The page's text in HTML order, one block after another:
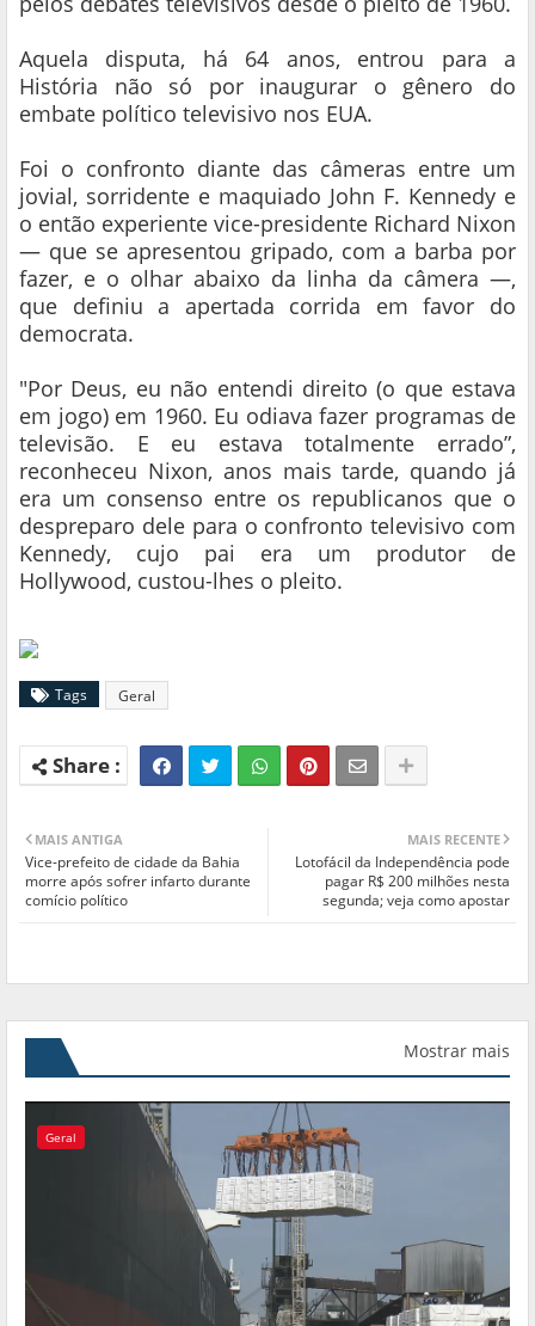
Aquela disputa, há 64 anos, entrou para a
História não só por inaugurar o gênero do
embate político televisivo nos EUA.
Foi o confronto diante das câmeras entre um
jovial, sorridente e maquiado John F. Kennedy e
o então experiente vice-presidente Richard Nixon
— que se apresentou gripado, com a barba por
fazer, e o olhar abaixo da linha da câmera —,
que definiu a apertada corrida em favor do
democrata.
"Por Deus, eu não entendi direito (o que estava
em jogo) em 1960. Eu odiava fazer programas de
televisão. E eu estava totalmente errado”,
reconheceu Nixon, anos mais tarde, quando já
era um consenso entre os republicanos que o
despreparo dele para o confronto televisivo com
Kennedy, cujo pai era um produtor de
Hollywood, custou-lhes o pleito.
Tags Geral
MAIS RECENTE
Lotofácil da Independência pode
pagar R$ 200 milhões nesta
segunda; veja como apostar
MAIS ANTIGA
Vice-prefeito de cidade da Bahia
morre após sofrer infarto durante
comício político
Mostrar mais
Geral